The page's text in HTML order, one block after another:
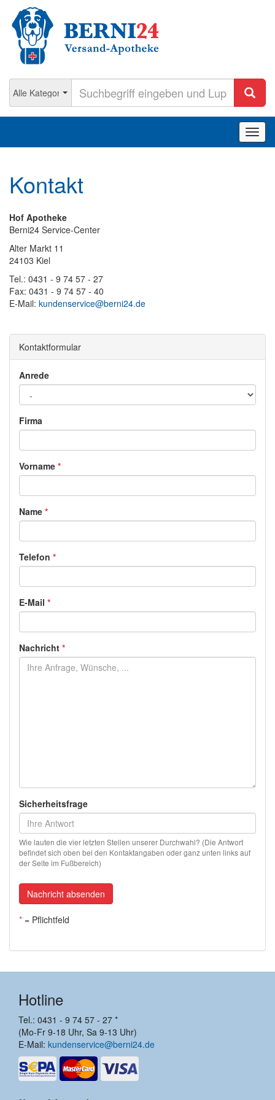
ein-/
Kontakt
Hof Apotheke
Berni24 Service-Center
Alter Markt 11
24103 Kiel
Tel.: 0431 - 9 74 57 - 27
Fax: 0431 - 9 74 57 - 40
E-Mail: kundenservice@berni24.de
Kontaktformular
Anrede
Firma
Vorname *
Name *
Telefon *
E-Mail *
Nachricht *
Sicherheitsfrage
Wie lauten die vier letzten Stellen unserer Durchwahl? (Die Antwort
befindet sich oben bei den Kontaktangaben oder ganz unten links auf
der Seite im Fußbereich)
Nachricht absenden
* = Pflichtfeld
Hotline
Tel.: 0431 - 9 74 57 - 27 *
(Mo-Fr 9-18 Uhr, Sa 9-13 Uhr)
E-Mail: kundenservice@berni24.de